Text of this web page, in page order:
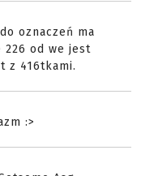
oznaczeń ma
226 od we jest
z 416tkami.
:>